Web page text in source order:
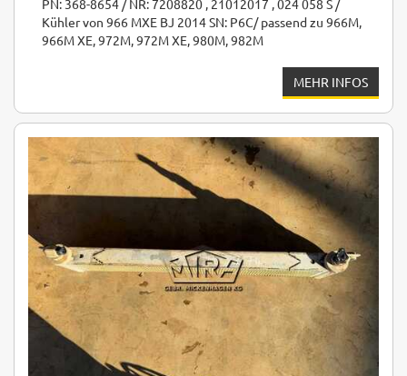
PN: 368-8654 / NR: 7208820 , 21012017 , 024 058 S /
Kühler von 966 MXE BJ 2014 SN: P6C/ passend zu 966M,
966M XE, 972M, 972M XE, 980M, 982M
MEHR INFOS